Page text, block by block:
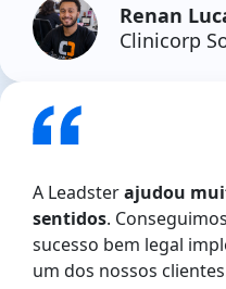
Renan
Clinicorp
A Leadsterajudou
sentidos.
sucesso bem legal
um dos nossos